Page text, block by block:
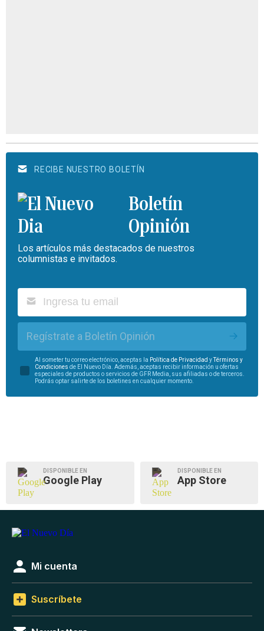
RECIBE NUESTRO BOLETÍN
Boletín
Opinión
Los artículos más destacados de nuestros
columnistas e invitados.
Regístrate a Boletín Opinión
Al someter tu correo electrónico, aceptas la Política de Privacidad yTérminos y
Condiciones de El Nuevo Día. Además, aceptas recibir información u ofertas
especiales de productos o servicios de GFR Media, sus afiliadas o de terceros.
Podrás optar salirte de los boletines en cualquier momento.
DISPONIBLE EN
Google Play
DISPONIBLE EN
App Store
Mi cuenta
Suscríbete